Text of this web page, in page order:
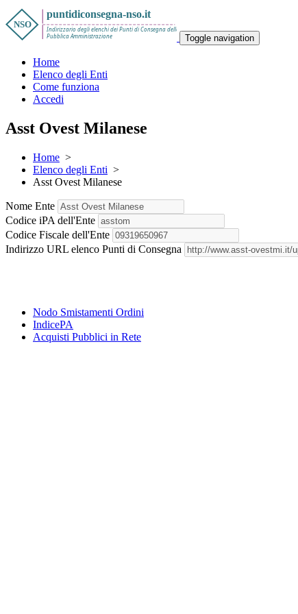
Toggle navigation
Home
Elenco degli Enti
Come funziona
Accedi
Asst Ovest Milanese
Home >
Elenco degli Enti >
Asst Ovest Milanese
Nome Ente
Codice iPA dell'Ente
Codice Fiscale dell'Ente
Indirizzo URL elenco Punti di Consegna
Nodo Smistamenti Ordini
IndicePA
Acquisti Pubblici in Rete